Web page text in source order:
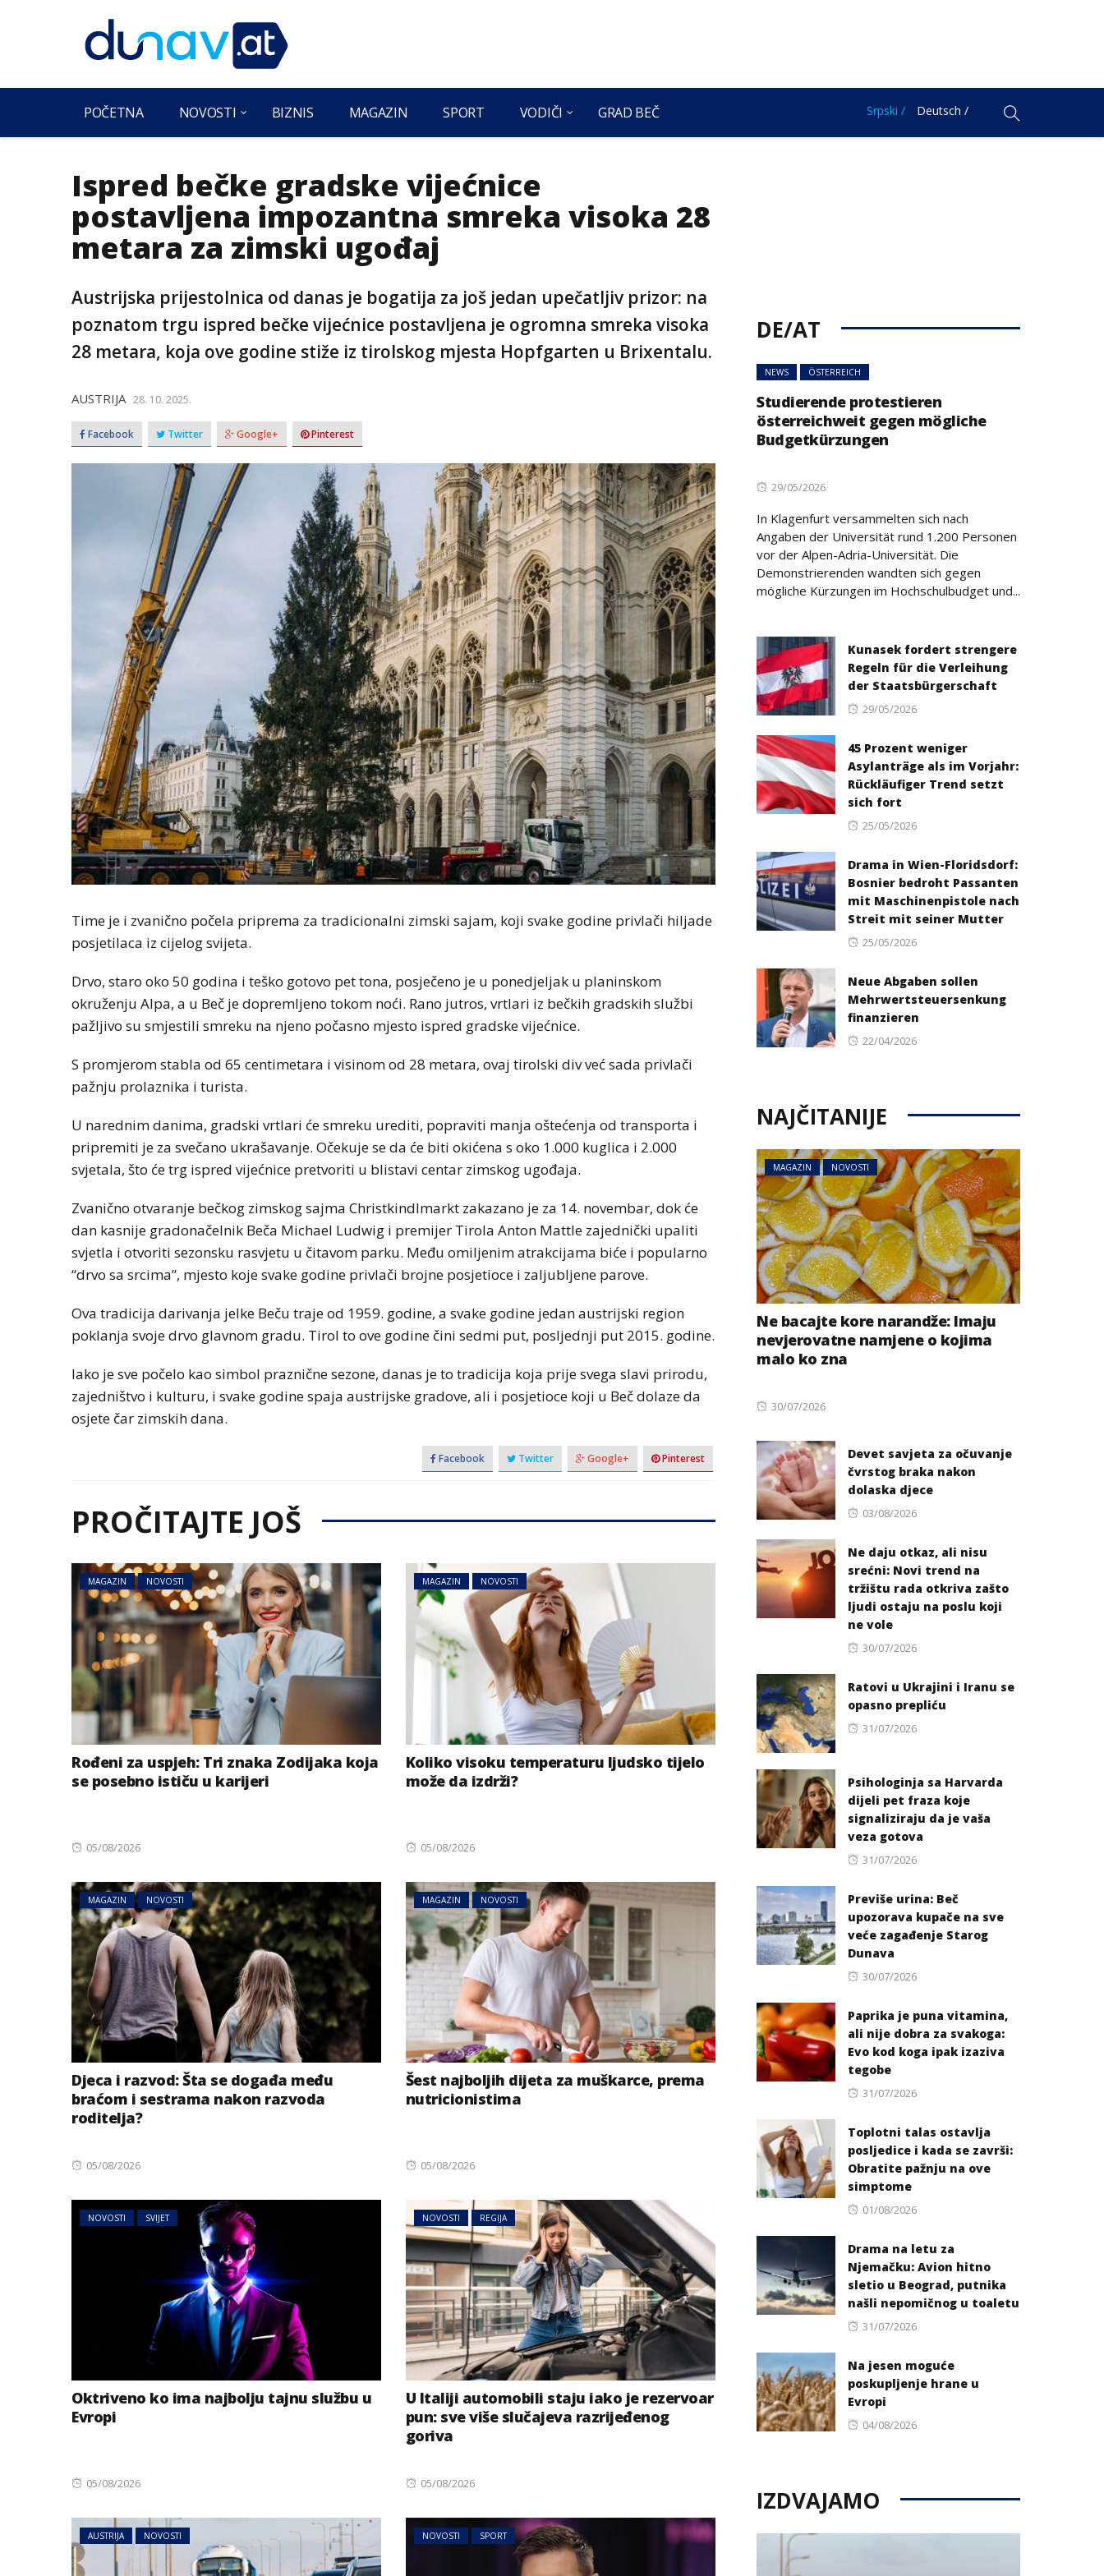
POČETNA NOVOSTI BIZNIS MAGAZIN SPORT VODIČI GRAD BEČ Srpski / Deutsch /
Ispred bečke gradske vijećnice
postavljena impozantna smreka visoka 28
metara za zimski ugođaj
Austrijska prijestolnica od danas je bogatija za još jedan upečatljiv prizor: na
poznatom trgu ispred bečke vijećnice postavljena je ogromna smreka visoka
28 metara, koja ove godine stiže iz tirolskog mjesta Hopfgarten u Brixentalu.
AUSTRIJA 28. 10. 2025.
Facebook Twitter Google+ Pinterest
Time je i zvanično počela priprema za tradicionalni zimski sajam, koji svake godine privlači hiljade
posjetilaca iz cijelog svijeta.
Drvo, staro oko 50 godina i teško gotovo pet tona, posječeno je u ponedjeljak u planinskom
okruženju Alpa, a u Beč je dopremljeno tokom noći. Rano jutros, vrtlari iz bečkih gradskih službi
pažljivo su smjestili smreku na njeno počasno mjesto ispred gradske vijećnice.
S promjerom stabla od 65 centimetara i visinom od 28 metara, ovaj tirolski div već sada privlači
pažnju prolaznika i turista.
U narednim danima, gradski vrtlari će smreku urediti, popraviti manja oštećenja od transporta i
pripremiti je za svečano ukrašavanje. Očekuje se da će biti okićena s oko 1.000 kuglica i 2.000
svjetala, što će trg ispred vijećnice pretvoriti u blistavi centar zimskog ugođaja.
Zvanično otvaranje bečkog zimskog sajma Christkindlmarkt zakazano je za 14. novembar, dok će
dan kasnije gradonačelnik Beča Michael Ludwig i premijer Tirola Anton Mattle zajednički upaliti
svjetla i otvoriti sezonsku rasvjetu u čitavom parku. Među omiljenim atrakcijama biće i popularno
“drvo sa srcima”, mjesto koje svake godine privlači brojne posjetioce i zaljubljene parove.
Ova tradicija darivanja jelke Beču traje od 1959. godine, a svake godine jedan austrijski region
poklanja svoje drvo glavnom gradu. Tirol to ove godine čini sedmi put, posljednji put 2015. godine.
Iako je sve počelo kao simbol praznične sezone, danas je to tradicija koja prije svega slavi prirodu,
zajedništvo i kulturu, i svake godine spaja austrijske gradove, ali i posjetioce koji u Beč dolaze da
osjete čar zimskih dana.
Facebook Twitter Google+ Pinterest
PROČITAJTE JOŠ
MAGAZIN NOVOSTI
Rođeni za uspjeh: Tri znaka Zodijaka koja
se posebno ističu u karijeri
Posted
05/08/2026
MAGAZIN NOVOSTI
Koliko visoku temperaturu ljudsko tijelo
može da izdrži?
Posted
05/08/2026
MAGAZIN NOVOSTI
Djeca i razvod: Šta se događa među
braćom i sestrama nakon razvoda
roditelja?
Posted
05/08/2026
MAGAZIN NOVOSTI
Šest najboljih dijeta za muškarce, prema
nutricionistima
Posted
05/08/2026
NOVOSTI SVIJET
Oktriveno ko ima najbolju tajnu službu u
Evropi
Posted
05/08/2026
NOVOSTI REGIJA
U Italiji automobili staju iako je rezervoar
pun: sve više slučajeva razrijeđenog
goriva
Posted
05/08/2026
AUSTRIJA NOVOSTI NOVOSTI SPORT
DE/AT
NEWS ÖSTERREICH
Studierende protestieren
österreichweit gegen mögliche
Budgetkürzungen
Posted
29/05/2026
In Klagenfurt versammelten sich nach
Angaben der Universität rund 1.200 Personen
vor der Alpen-Adria-Universität. Die
Demonstrierenden wandten sich gegen
mögliche Kürzungen im Hochschulbudget und...
Kunasek fordert strengere
Regeln für die Verleihung
der Staatsbürgerschaft
Posted
29/05/2026
45 Prozent weniger
Asylanträge als im Vorjahr:
Rückläufiger Trend setzt
sich fort
Posted
25/05/2026
Drama in Wien-Floridsdorf:
Bosnier bedroht Passanten
mit Maschinenpistole nach
Streit mit seiner Mutter
Posted
25/05/2026
Neue Abgaben sollen
Mehrwertsteuersenkung
finanzieren
Posted
22/04/2026
NAJČITANIJE
MAGAZIN NOVOSTI
Ne bacajte kore narandže: Imaju
nevjerovatne namjene o kojima
malo ko zna
Posted
30/07/2026
Devet savjeta za očuvanje
čvrstog braka nakon
dolaska djece
Posted
03/08/2026
Ne daju otkaz, ali nisu
srećni: Novi trend na
tržištu rada otkriva zašto
ljudi ostaju na poslu koji
ne vole
Posted
30/07/2026
Ratovi u Ukrajini i Iranu se
opasno prepliću
Posted
31/07/2026
Psihologinja sa Harvarda
dijeli pet fraza koje
signaliziraju da je vaša
veza gotova
Posted
31/07/2026
Previše urina: Beč
upozorava kupače na sve
veće zagađenje Starog
Dunava
Posted
30/07/2026
Paprika je puna vitamina,
ali nije dobra za svakoga:
Evo kod koga ipak izaziva
tegobe
Posted
31/07/2026
Toplotni talas ostavlja
posljedice i kada se završi:
Obratite pažnju na ove
simptome
Posted
01/08/2026
Drama na letu za
Njemačku: Avion hitno
sletio u Beograd, putnika
našli nepomičnog u toaletu
Posted
31/07/2026
Na jesen moguće
poskupljenje hrane u
Evropi
Posted
04/08/2026
IZDVAJAMO